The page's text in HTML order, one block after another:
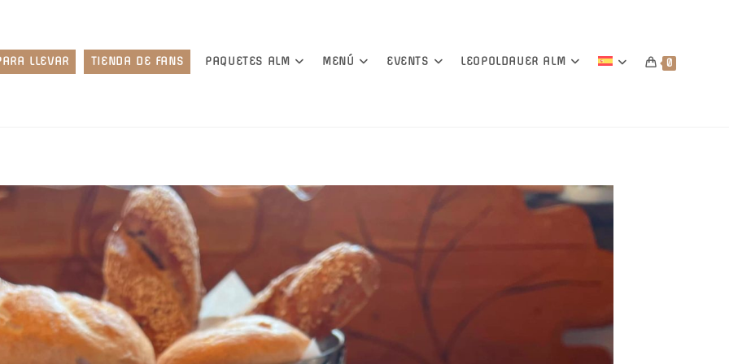
LLEVAR TIENDA DE FANS PAQUETES ALM MENÚ EVENTS LEOPOLDAUER ALM 0